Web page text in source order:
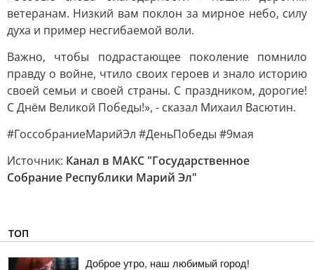
ветеранам. Низкий вам поклон за мирное небо, силу
духа и пример несгибаемой воли.
Важно, чтобы подрастающее поколение помнило
правду о войне, чтило своих героев и знало историю
своей семьи и своей страны. С праздником, дорогие!
С Днём Великой Победы!», - сказал Михаил Васютин.
#ГоссобраниеМарийЭл #ДеньПобеды #9мая
Источник: Канал в МАКС "Государственное
Собрание Республики Марий Эл"
ТОП
Доброе утро, наш любимый город!